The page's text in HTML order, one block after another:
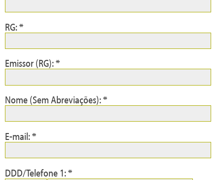
RG: *
Emissor (RG): *
Nome (Sem Abreviações): *
E-mail: *
DDD/Telefone 1: *